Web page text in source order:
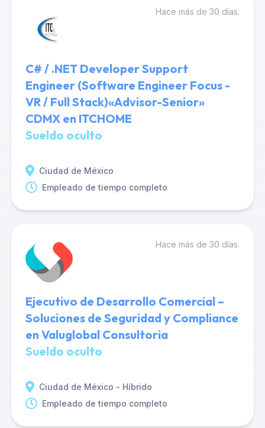
Hace más de 30 días.
C# / .NET Developer Support
Engineer (Software Engineer Focus -
VR / Full Stack)«Advisor-Senior»
CDMX en ITCHOME
Sueldo oculto
Ciudad de México
Empleado de tiempo completo
Hace más de 30 días.
Ejecutivo de Desarrollo Comercial –
Soluciones de Seguridad y Compliance
en Valuglobal Consultoria
Sueldo oculto
Ciudad de México - Híbrido
Empleado de tiempo completo